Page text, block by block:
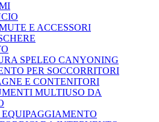
E ACCESSORI
SPELEO CANYONING
PER SOCCORRITORI
E CONTENITORI
MULTIUSO DA
EQUIPAGGIAMENTO